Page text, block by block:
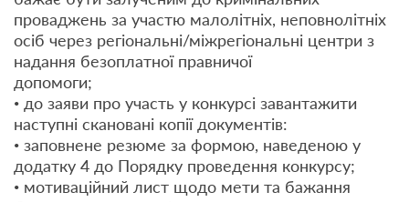
проваджень за участю малолітніх, неповнолітніх
осіб через регіональні/міжрегіональні центри з
надання безоплатної правничої
допомоги;
• до заяви про участь у конкурсі завантажити
наступні скановані копії документів:
• заповнене резюме за формою, наведеною у
додатку 4 до Порядку проведення конкурсу;
• мотиваційний лист щодо мети та бажання